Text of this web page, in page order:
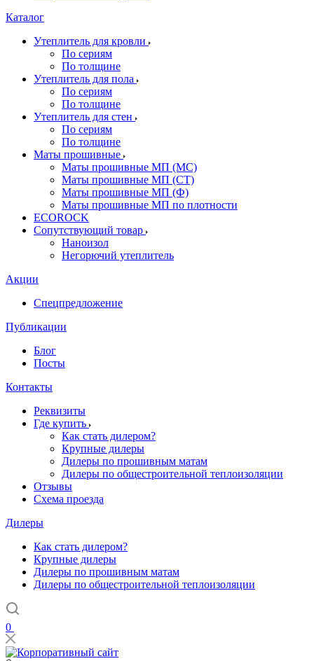
Каталог
Утеплитель для кровли
По сериям
По толщине
Утеплитель для пола
По сериям
По толщине
Утеплитель для стен
По сериям
По толщине
Маты прошивные
Маты прошивные МП (МС)
Маты прошивные МП (СТ)
Маты прошивные МП (Ф)
Маты прошивные МП по плотности
ECOROCK
Сопутствующий товар
Наноизол
Негорючий утеплитель
Акции
Спецпредложение
Публикации
Блог
Посты
Контакты
Реквизиты
Где купить
Как стать дилером?
Крупные дилеры
Дилеры по прошивным матам
Дилеры по общестроительной теплоизоляции
Отзывы
Схема проезда
Дилеры
Как стать дилером?
Крупные дилеры
Дилеры по прошивным матам
Дилеры по общестроительной теплоизоляции
0